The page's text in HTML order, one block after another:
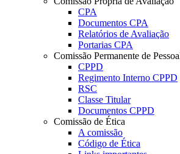
CPA
Documentos CPA
Relatórios de Avaliação
Portarias CPA
Comissão Permanente de
CPPD
Regimento Interno CPPD
RSC
Classe Titular
Documentos CPPD
Comissão de Ética
A comissão
Código de Ética